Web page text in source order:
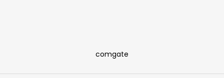
comgate